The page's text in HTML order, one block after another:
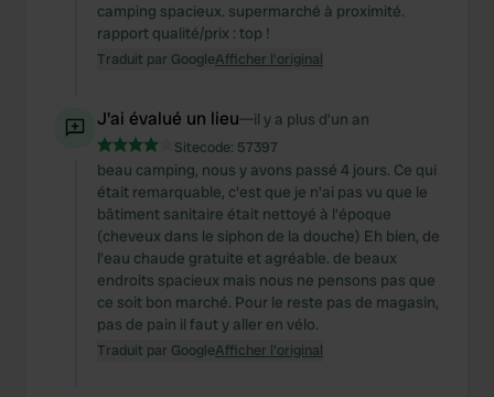
camping spacieux. supermarché à proximité.
rapport qualité/prix : top !
Traduit par GoogleAfficher l'original
J'ai évalué un lieu—il y a plus d’un an
Sitecode: 57397
beau camping, nous y avons passé 4 jours. Ce qui
était remarquable, c'est que je n'ai pas vu que le
bâtiment sanitaire était nettoyé à l'époque
(cheveux dans le siphon de la douche) Eh bien, de
l'eau chaude gratuite et agréable. de beaux
endroits spacieux mais nous ne pensons pas que
ce soit bon marché. Pour le reste pas de magasin,
pas de pain il faut y aller en vélo.
Traduit par GoogleAfficher l'original